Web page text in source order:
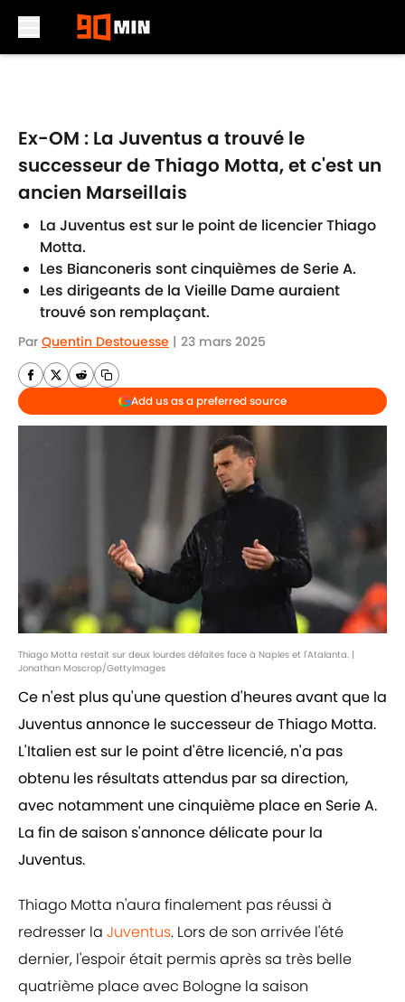
Ex-OM : La Juventus a trouvé le
successeur de Thiago Motta, et c'est un
ancien Marseillais
La Juventus est sur le point de licencier Thiago
Motta.
Les Bianconeris sont cinquièmes de Serie A.
Les dirigeants de la Vieille Dame auraient
trouvé son remplaçant.
Par Quentin Destouesse | 23 mars 2025
Add us as a preferred source
Thiago Motta restait sur deux lourdes défaites face à Naples et l'Atalanta. |
Jonathan Moscrop/GettyImages
Ce n'est plus qu'une question d'heures avant que la
Juventus annonce le successeur de Thiago Motta.
L'Italien est sur le point d'être licencié, n'a pas
obtenu les résultats attendus par sa direction,
avec notamment une cinquième place en Serie A.
La fin de saison s'annonce délicate pour la
Juventus.
Thiago Motta n'aura finalement pas réussi à
redresser la Juventus. Lors de son arrivée l'été
dernier, l'espoir était permis après sa très belle
quatrième place avec Bologne la saison